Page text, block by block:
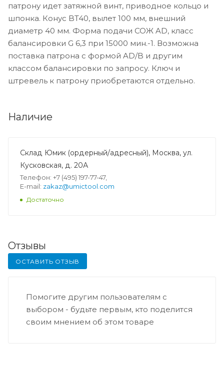
патрону идет затяжной винт, приводное кольцо и
шпонка. Конус BT40, вылет 100 мм, внешний
диаметр 40 мм. Форма подачи СОЖ AD, класс
балансировки G 6,3 при 15000 мин.-1. Возможна
поставка патрона с формой AD/B и другим
классом балансировки по запросу. Ключ и
штревель к патрону приобретаются отдельно.
Наличие
Склад Юмик (ордерный/адресный), Москва, ул.
Кусковская, д. 20А
Телефон: +7 (495) 197-77-47,
E-mail: zakaz@umictool.com
Достаточно
Отзывы
ОСТАВИТЬ ОТЗЫВ
Помогите другим пользователям с
выбором - будьте первым, кто поделится
своим мнением об этом товаре